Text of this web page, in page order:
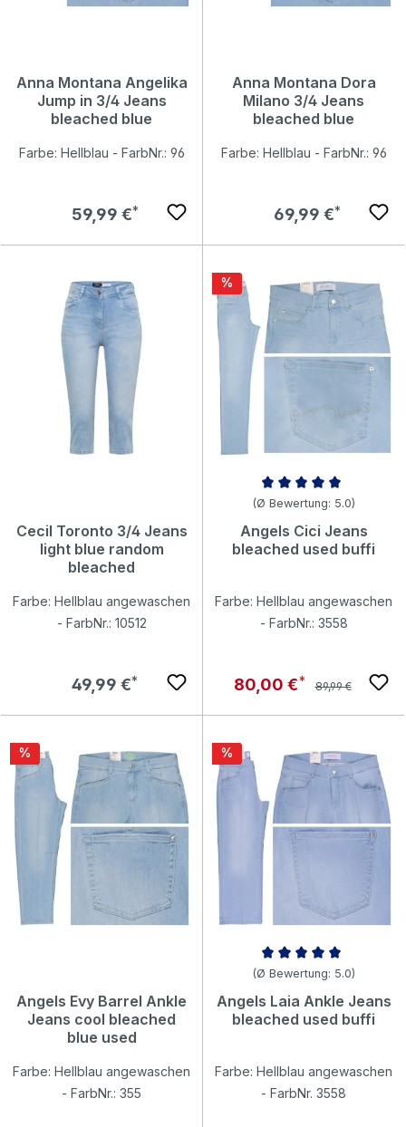
Anna Montana Angelika
Jump in 3/4 Jeans
bleached blue
Farbe: Hellblau - FarbNr.: 96
Regulärer Preis:
59,99 €
Anna Montana Dora
Milano 3/4 Jeans
bleached blue
Farbe: Hellblau - FarbNr.: 96
Regulärer Preis:
69,99 €
Cecil Toronto 3/4 Jeans
light blue random
bleached
Farbe: Hellblau angewaschen
- FarbNr.: 10512
Regulärer Preis:
49,99 €
Rabatt
%
Durchschnittliche Bewertung
(Ø Bewertung: 5.0)
Angels Cici Jeans
bleached used buffi
Farbe: Hellblau angewaschen
- FarbNr.: 3558
Verkaufspreis:
80,00 € Regulärer Preis:
89,99 €
Rabatt
%
Angels Evy Barrel Ankle
Jeans cool bleached
blue used
Farbe: Hellblau angewaschen
- FarbNr.: 355
Rabatt
%
Durchschnittliche Bewertung
(Ø Bewertung: 5.0)
Angels Laia Ankle Jeans
bleached used buffi
Farbe: Hellblau angewaschen
- FarbNr. 3558